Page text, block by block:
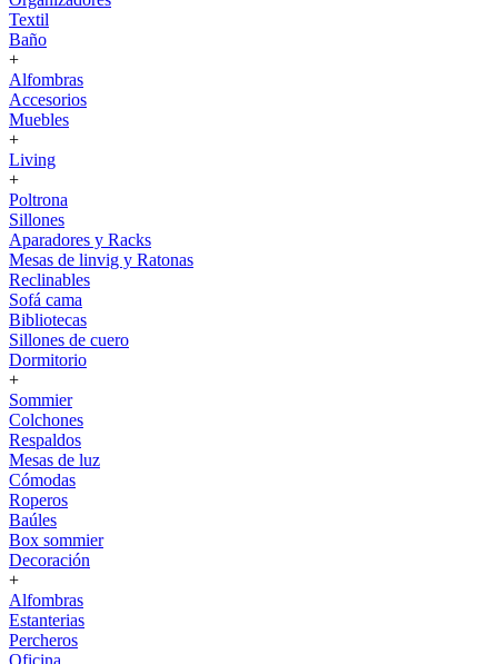
Textil
Baño
+
Alfombras
Accesorios
Muebles
+
Living
+
Poltrona
Sillones
Aparadores y Racks
Mesas de linvig y Ratonas
Reclinables
Sofá cama
Bibliotecas
Sillones de cuero
Dormitorio
+
Sommier
Colchones
Respaldos
Mesas de luz
Cómodas
Roperos
Baúles
Box sommier
Decoración
+
Alfombras
Estanterias
Percheros
Oficina